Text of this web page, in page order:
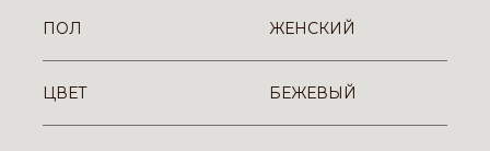
ПОЛ ЖЕНСКИЙ
ЦВЕТ БЕЖЕВЫЙ